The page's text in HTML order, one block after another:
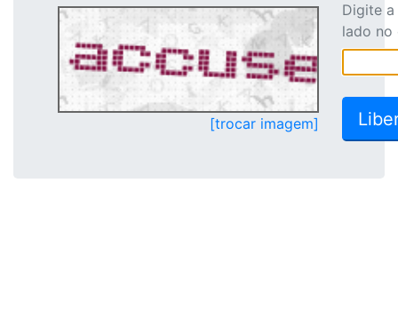
[trocar imagem]
Digite
lado no